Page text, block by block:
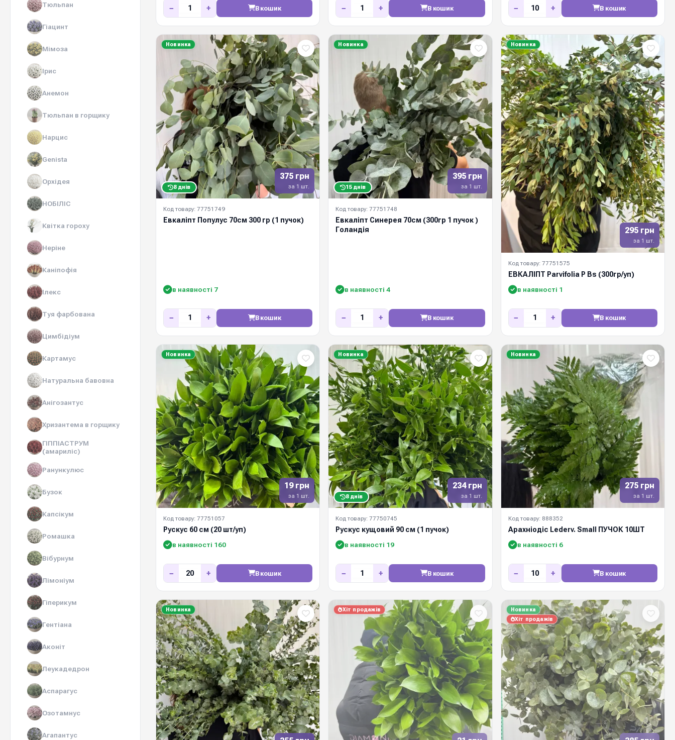
Тюльпан
Гіацинт
Мімоза
Ірис
Анемон
Тюльпан в горщику
Нарцис
Genista
Орхідея
НОБІЛІС
Квітка гороху
Неріне
Каніпофія
Ілекс
Туя фарбована
Цимбідіум
Картамус
Натуральна бавовна
Анігозантус
Хризантема в горщику
ГІППІАСТРУМ
(амариліс)
Ранункулюс
Бузок
Капсікум
Ромашка
Вібурнум
Лімоніум
Гіперикум
Гентіана
Аконіт
Леукадедрон
Аспарагус
Озотамнус
Агапантус
− + В кошик − + В кошик − + В кошик
375 грн
за 1 шт.
Новинка
8 днів
Код товару: 77751749
Евкаліпт Популус 70см 300 гр (1 пучок)
в наявності 7
− + В кошик
395 грн
за 1 шт.
Новинка
15 днів
Код товару: 77751748
Евкаліпт Синерея 70см (300гр 1 пучок )
Голандія
в наявності 4
− + В кошик
295 грн
за 1 шт.
Новинка
Код товару: 77751575
ЕВКАЛІПТ Parvifolia P Bs (300гр/уп)
в наявності 1
− + В кошик
19 грн
за 1 шт.
Новинка
Код товару: 77751057
Рускус 60 см (20 шт/уп)
в наявності 160
− + В кошик
234 грн
за 1 шт.
Новинка
8 днів
Код товару: 77750745
Рускус кущовий 90 см (1 пучок)
в наявності 19
− + В кошик
275 грн
за 1 шт.
Новинка
Код товару: 888352
Арахніодіс Lederv. Small ПУЧОК 10ШТ
в наявності 6
− + В кошик
Новинка Хіт продажів
Новинка
Хіт продажів